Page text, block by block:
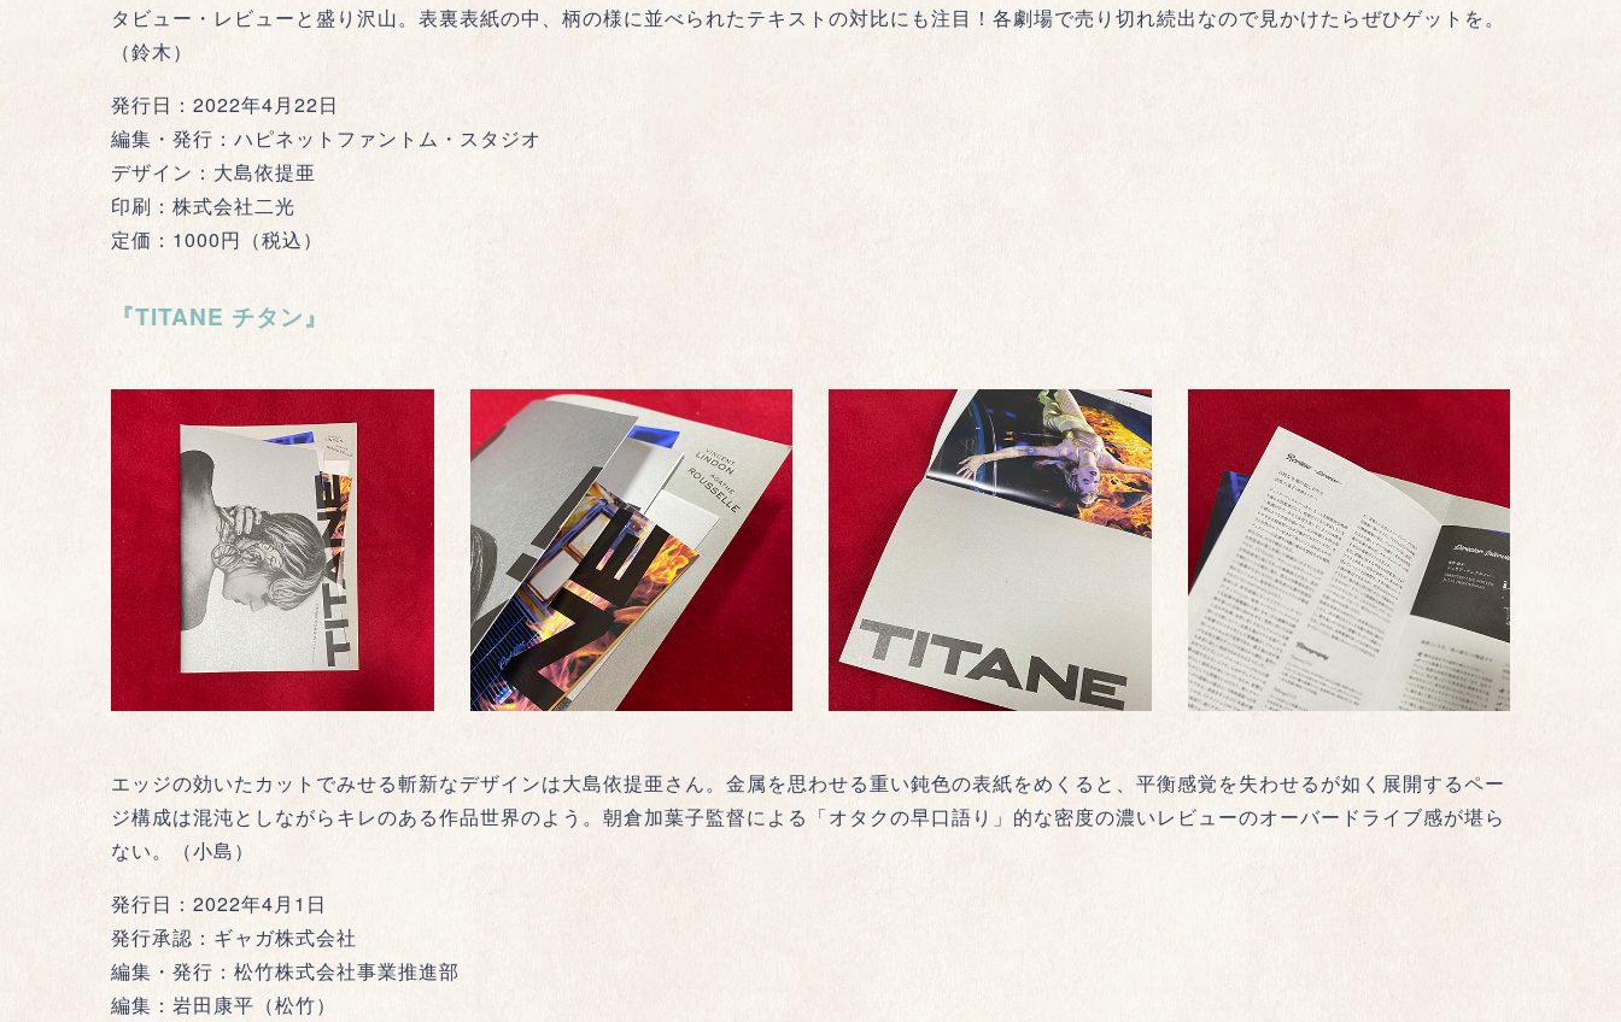
タビュー・レビューと盛り沢山。表裏表紙の中、柄の様に並べられたテキストの対比にも注目！各劇場で売り切れ続出なので見かけたらぜひゲットを。
（鈴木）
発行日：2022年4月22日
編集・発行：ハピネットファントム・スタジオ
デザイン：大島依提亜
印刷：株式会社二光
定価：1000円（税込）
『TITANE チタン』
エッジの効いたカットでみせる斬新なデザインは大島依提亜さん。金属を思わせる重い鈍色の表紙をめくると、平衡感覚を失わせるが如く展開するペー
ジ構成は混沌としながらキレのある作品世界のよう。朝倉加葉子監督による「オタクの早口語り」的な密度の濃いレビューのオーバードライブ感が堪ら
ない。（小島）
発行日：2022年4月1日
発行承認：ギャガ株式会社
編集・発行：松竹株式会社事業推進部
編集：岩田康平（松竹）